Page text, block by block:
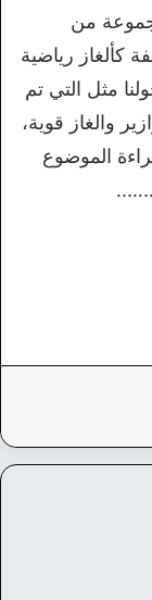
من
كألغاز رياضية
مثل التي تم
والغاز قوية،
الموضوع